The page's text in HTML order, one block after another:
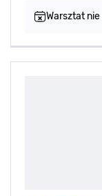
Warsztat